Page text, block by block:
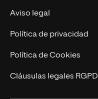
Trabaja en UNIR
Actualidad
Contáctanos
Aviso legal
Política de privacidad
Política de Cookies
Cláusulas legales RGPD